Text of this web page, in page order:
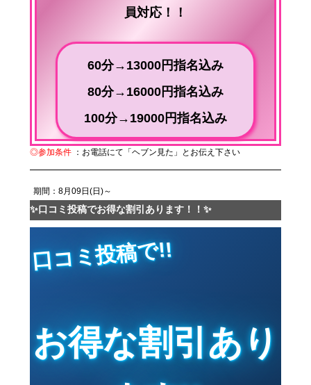
員対応！！
60分→13000円指名込み
80分→16000円指名込み
100分→19000円指名込み
◎参加条件 ：お電話にて「ヘブン見た」とお伝え下さい
期間：8月09日(日)～
✨口コミ投稿でお得な割引あります！！✨
口
コ
ミ
投
稿
で!!
お得な割引あり